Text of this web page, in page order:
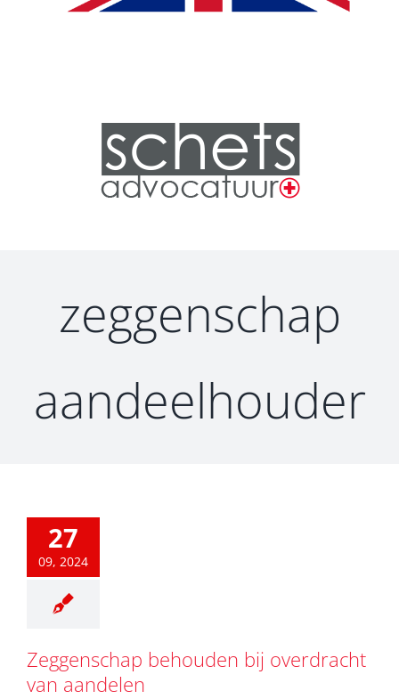
zeggenschap
aandeelhouder
27
09, 2024
Zeggenschap behouden bij overdracht
van aandelen